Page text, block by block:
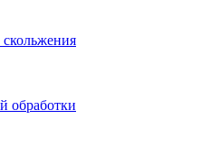
обработки